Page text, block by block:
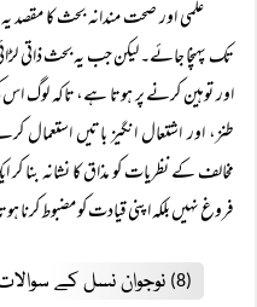
علمی اور صحت مندانہ بحث کا مقصد
تک پہنچا جائے۔ لیکن جب یہ بحث ذاتی
اور توہین کرنے پر ہوتا ہے، تاکہ لوگ
طنز، اور اشتعال انگیز باتیں
مخالف کے نظریات کو مذاق کا نشانہ بنا
فروغ نہیں بلکہ اپنی قیادت کو مضبوط کرنا
(8) نوجوان نسل کے